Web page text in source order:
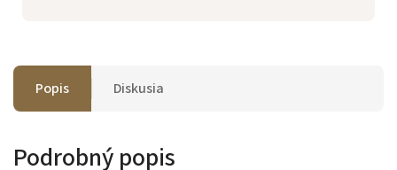
Popis Diskusia
Podrobný popis